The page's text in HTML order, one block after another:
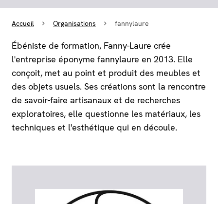
Accueil Organisations fannylaure
Ébéniste de formation, Fanny-Laure crée
l'entreprise éponyme fannylaure en 2013. Elle
conçoit, met au point et produit des meubles et
des objets usuels. Ses créations sont la rencontre
de savoir-faire artisanaux et de recherches
exploratoires, elle questionne les matériaux, les
techniques et l'esthétique qui en découle.